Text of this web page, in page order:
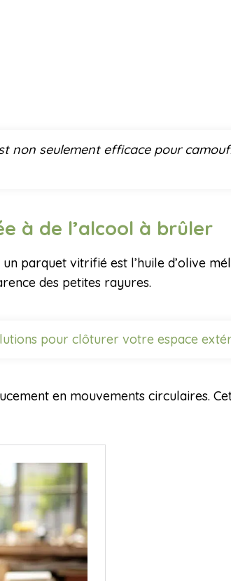
seulement efficace pour
à de l’alcool à brûler
parquet vitrifié est l’huile d’olive
des petites rayures.
pour clôturer votre espace
en mouvements circulaires.